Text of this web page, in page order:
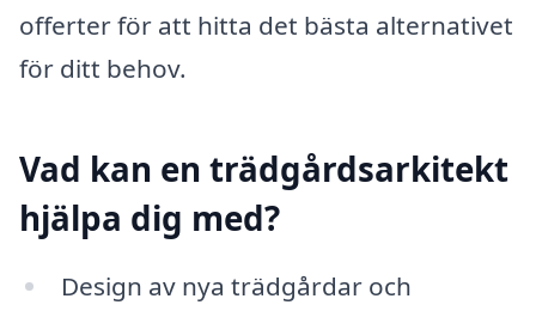
offerter för att hitta det bästa alternativet
för ditt behov.
Vad kan en trädgårdsarkitekt
hjälpa dig med?
Design av nya trädgårdar och